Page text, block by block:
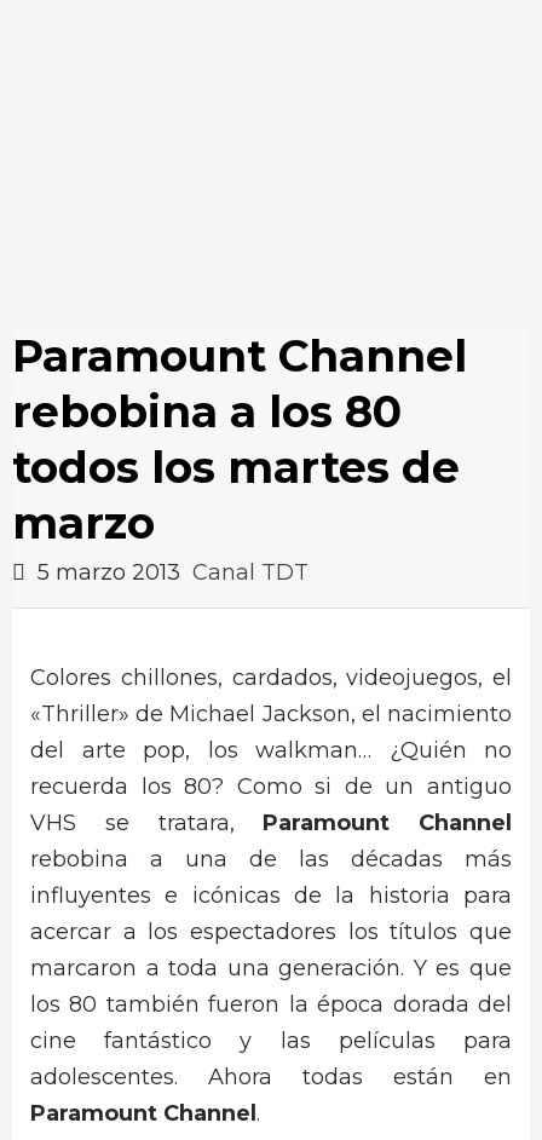
Paramount Channel
rebobina a los 80
todos los martes de
marzo
5 marzo 2013 Canal TDT
Colores chillones, cardados, videojuegos, el
«Thriller» de Michael Jackson, el nacimiento
del arte pop, los walkman… ¿Quién no
recuerda los 80? Como si de un antiguo
VHS se tratara, Paramount Channel
rebobina a una de las décadas más
influyentes e icónicas de la historia para
acercar a los espectadores los títulos que
marcaron a toda una generación. Y es que
los 80 también fueron la época dorada del
cine fantástico y las películas para
adolescentes. Ahora todas están en
Paramount Channel .